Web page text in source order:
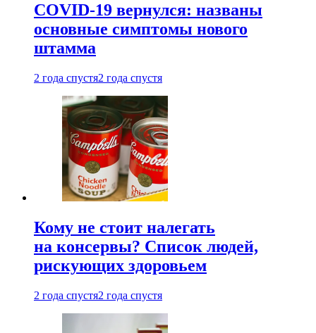
COVID-19 вернулся: названы
основные симптомы нового
штамма
2 года спустя2 года спустя
Кому не стоит налегать
на консервы? Список людей,
рискующих здоровьем
2 года спустя2 года спустя